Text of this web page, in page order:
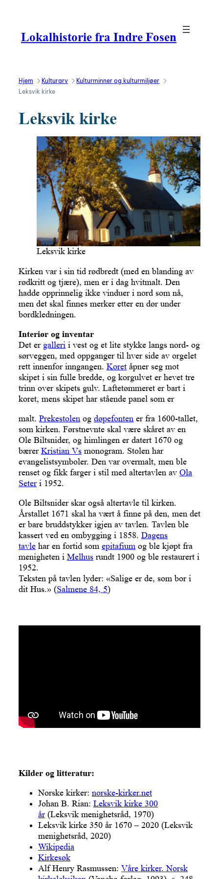
Lokalhistorie fra Indre Fosen
Hjem Kulturarv
Kulturminner og kulturmiljøer
Leksvik kirke
Leksvik kirke
Leksvik kirke
Kirken var i sin tid rødbredt (med en blanding av
rødkritt og tjære), men er i dag hvitmalt. Den
hadde opprinnelig ikke vinduer i nord som nå,
men det skal finnes merker etter en dør under
bordkledningen.
Interiør og inventar
Det er galleri i vest og et lite stykke langs nord- og
sørveggen, med oppganger til hver side av orgelet
rett innenfor inngangen. Koret åpner seg mot
skipet i sin fulle bredde, og korgulvet er hevet tre
trinn over skipets gulv. Laftetømmeret er bart i
koret, mens skipet har stående panel som er
malt. Prekestolen og døpefonten er fra 1600-tallet,
som kirken. Førstnevnte skal være skåret av en
Ole Biltsnider, og himlingen er datert 1670 og
bærer Kristian Vs monogram. Stolen har
evangelistsymboler. Den var overmalt, men ble
renset og fikk farger i stil med altertavlen av Ola
Seter i 1952.
Ole Biltsnider skar også altertavle til kirken.
Årstallet 1671 skal ha vært å finne på den, men det
er bare bruddstykker igjen av tavlen. Tavlen ble
kassert ved en ombygging i 1858. Dagens
tavle har en fortid som epitafium og ble kjøpt fra
menigheten i Melhus rundt 1900 og ble restaurert i
1952.
Teksten på tavlen lyder: «Salige er de, som bor i
dit Hus.» (Salmene 84, 5)
Kilder og litteratur:
Norske kirker: norske-kirker.net
Johan B. Rian: Leksvik kirke 300
år (Leksvik menighetsråd, 1970)
Leksvik kirke 350 år 1670 – 2020 (Leksvik
menighetsråd, 2020)
Wikipedia
Kirkesøk
Alf Henry Rasmussen: Våre kirker. Norsk